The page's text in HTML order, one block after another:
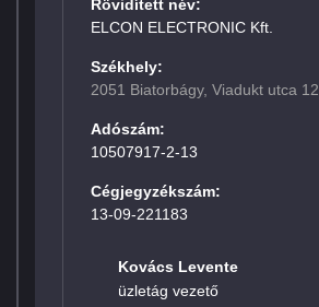
Rövidített név:
ELCON ELECTRONIC Kft.
Székhely:
2051 Biatorbágy, Viadukt utca 12.
Adószám:
10507917-2-13
Cégjegyzékszám:
13-09-221183
Kovács Levente
üzletág vezető